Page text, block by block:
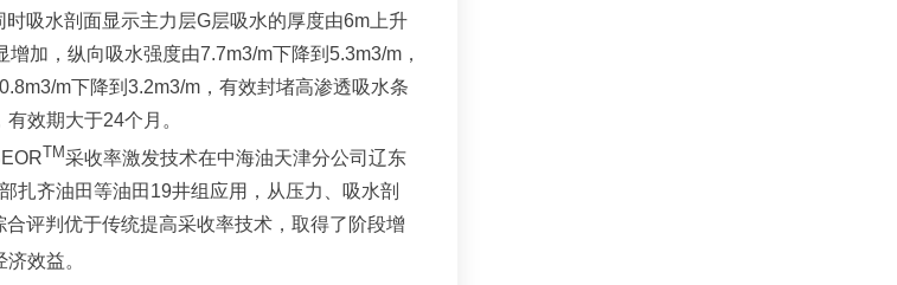
吸水剖面显示主力层G层吸水的厚度由6m上升
加，纵向吸水强度由7.7m3/m下降到5.3m3/m，
m下降到3.2m3/m，有效封堵高渗透吸水条
效期大于24个月。
TM采收率激发技术在中海油天津分公司辽东
扎齐油田等油田 19井组应用，从压力、吸水剖
评判优于传统提高采收率技术，取得了阶段增
效益。